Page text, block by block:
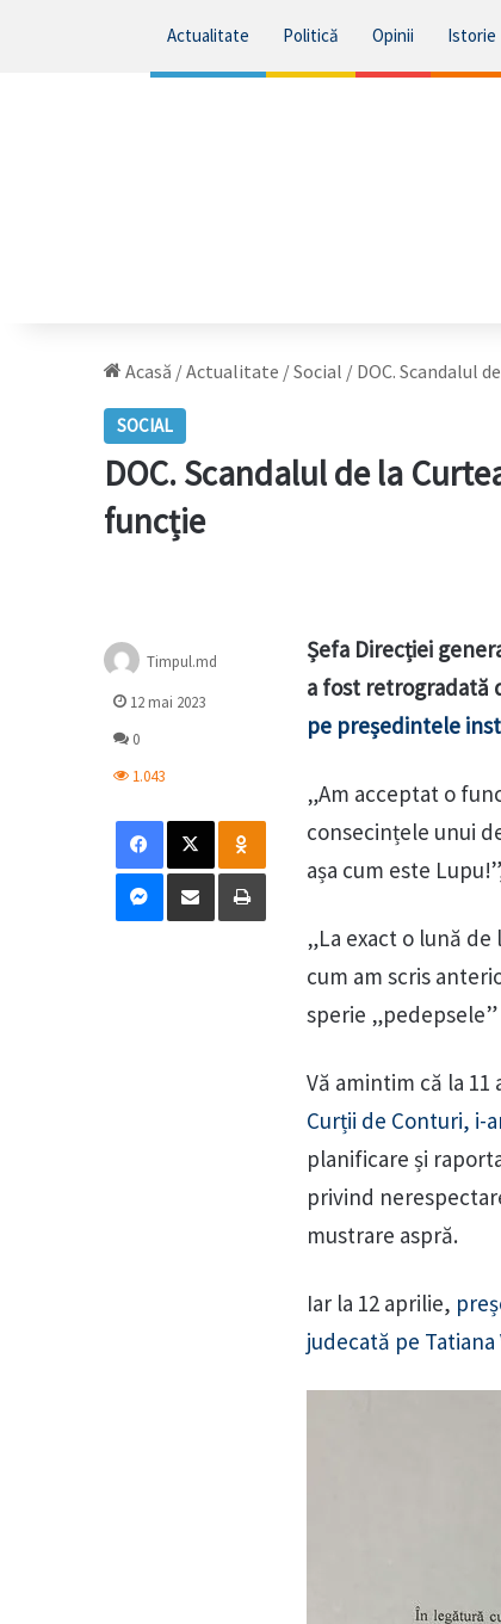
Actualitate Politică Opinii Istorie
Acasă /Actualitate /Social / DOC. Scandalul
SOCIAL
DOC. Scandalul de la
funcție
Șefa Direcției
a fost retrogradată
pe președintele
„Am acceptat o
consecințele unui
așa cum este
„La exact o lună
cum am scris
sperie
Vă amintim că la 11
Curții de Conturi, i-
planificare și
privind
mustrare aspră.
Iar la 12 aprilie,
judecată pe
Timpul.md
12 mai 2023
0
1.043
Facebook
X Odnoklassniki
Messenger
Distribuie prin mail Tipărește